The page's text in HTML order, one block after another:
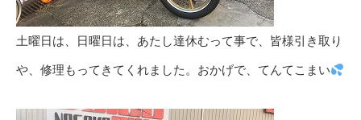
土曜日は、日曜日は、あたし達休むって事で、皆様引き取り
や、修理もってきてくれました。おかげで、てんてこまい